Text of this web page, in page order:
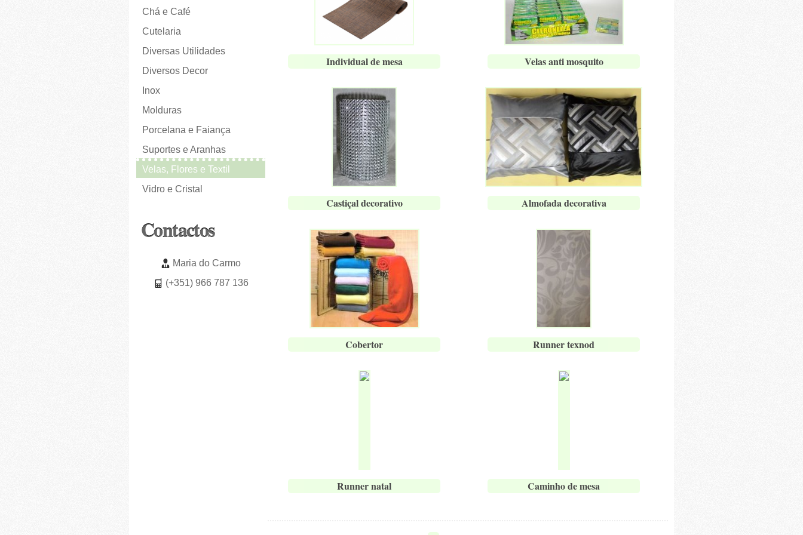
Chá e Café
Cutelaria
Diversas Utilidades
Diversos Decor
Inox
Molduras
Porcelana e Faiança
Suportes e Aranhas
Velas, Flores e Textil
Vidro e Cristal
Contactos
Maria do Carmo
(+351) 966 787 136
Individual de mesa Velas anti mosquito
Castiçal decorativo Almofada decorativa
Cobertor Runner texnod
Runner natal Caminho de mesa